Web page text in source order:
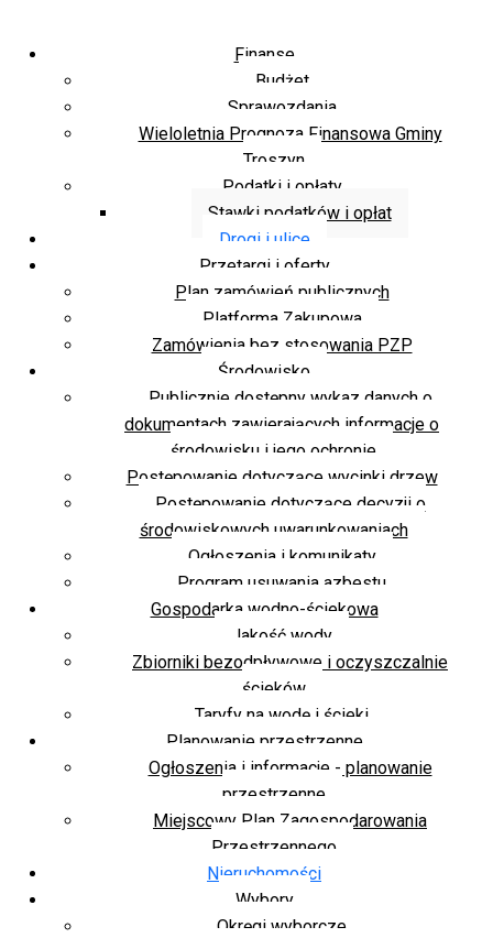
Finanse
Budżet
Sprawozdania
Wieloletnia Prognoza Finansowa Gminy
Troszyn
Podatki i opłaty
Stawki podatków i opłat
Drogi i ulice
Przetargi i oferty
Plan zamówień publicznych
Platforma Zakupowa
Zamówienia bez stosowania PZP
Środowisko
Publicznie dostępny wykaz danych o
dokumentach zawierających informacje o
środowisku i jego ochronie
Postępowanie dotyczące wycinki drzew
Postępowanie dotyczące decyzji o
środowiskowych uwarunkowaniach
Ogłoszenia i komunikaty
Program usuwania azbestu
Gospodarka wodno-ściekowa
Jakość wody
Zbiorniki bezodpływowe i oczyszczalnie
ścieków
Taryfy na wodę i ścieki
Planowanie przestrzenne
Ogłoszenia i informacje - planowanie
przestrzenne
Miejscowy Plan Zagospodarowania
Przestrzennego
Nieruchomości
Wybory
Okręgi wyborcze